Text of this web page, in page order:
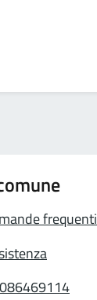
frequenti